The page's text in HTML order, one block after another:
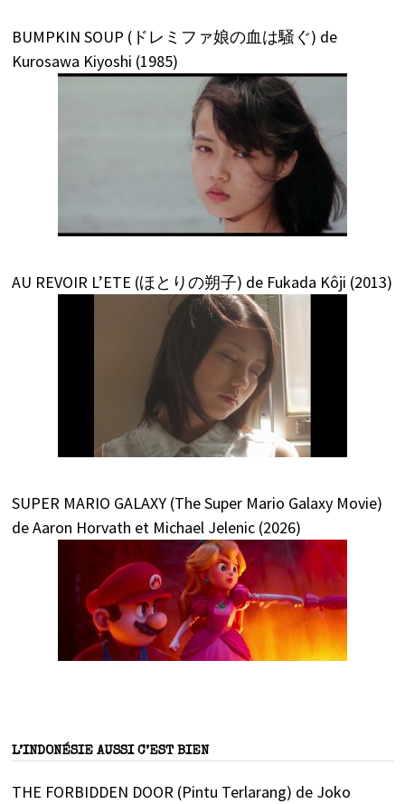
BUMPKIN SOUP (ドレミファ娘の血は騒ぐ) de
Kurosawa Kiyoshi (1985)
AU REVOIR L’ETE (ほとりの朔子) de Fukada Kôji (2013)
SUPER MARIO GALAXY (The Super Mario Galaxy Movie)
de Aaron Horvath et Michael Jelenic (2026)
L’INDONÉSIE AUSSI C’EST BIEN
THE FORBIDDEN DOOR (Pintu Terlarang) de Joko